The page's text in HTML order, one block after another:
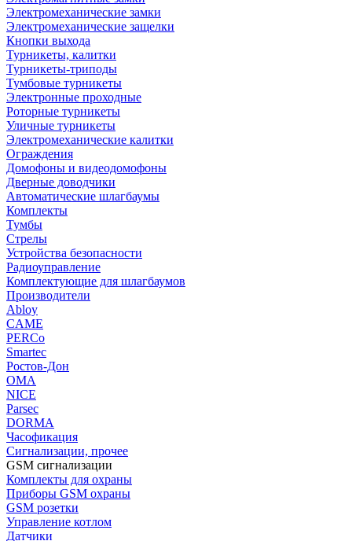
Электромеханические замки
Электромеханические защелки
Кнопки выхода
Турникеты, калитки
Турникеты-триподы
Тумбовые турникеты
Электронные проходные
Роторные турникеты
Уличные турникеты
Электромеханические калитки
Ограждения
Домофоны и видеодомофоны
Дверные доводчики
Автоматические шлагбаумы
Комплекты
Тумбы
Стрелы
Устройства безопасности
Радиоуправление
Комплектующие для шлагбаумов
Производители
Abloy
CAME
PERCo
Smartec
Ростов-Дон
ОМА
NICE
Parsec
DORMA
Часофикация
Сигнализации, прочее
GSM сигнализации
Комплекты для охраны
Приборы GSM охраны
GSM розетки
Управление котлом
Датчики